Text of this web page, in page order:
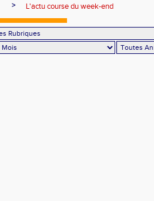
> L'actu course du week-end